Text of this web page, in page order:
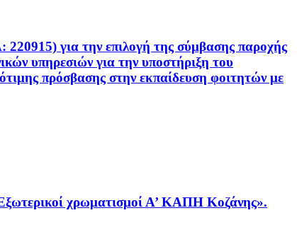
για την επιλογή της σύμβασης παροχής
υπηρεσιών για την υποστήριξη του
πρόσβασης στην εκπαίδευση φοιτητών με
χρωματισμοί Α’ ΚΑΠΗ Κοζάνης».